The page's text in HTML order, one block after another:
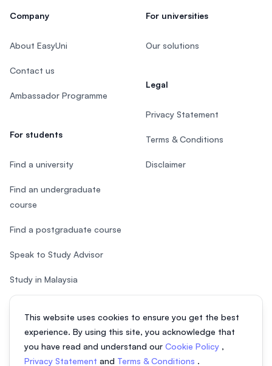
This website uses cookies to ensure you get the best
experience. By using this site, you acknowledge that
you have read and understand our Cookie Policy ,
Privacy Statement and Terms & Conditions .
Company
About EasyUni
Contact us
Ambassador Programme
For students
Find a university
Find an undergraduate
course
Find a postgraduate course
Speak to Study Advisor
Study in Malaysia
For universities
Our solutions
Legal
Privacy Statement
Terms & Conditions
Disclaimer